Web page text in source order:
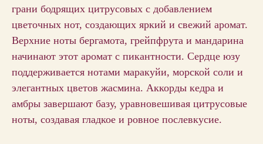
грани бодрящих цитрусовых с добавлением
цветочных нот, создающих яркий и свежий аромат.
Верхние ноты бергамота, грейпфрута и мандарина
начинают этот аромат с пикантности. Сердце юзу
поддерживается нотами маракуйи, морской соли и
элегантных цветов жасмина. Аккорды кедра и
амбры завершают базу, уравновешивая цитрусовые
ноты, создавая гладкое и ровное послевкусие.